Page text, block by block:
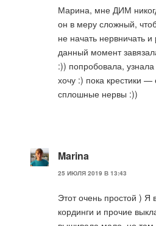
Марина, мне ДИМ
он в меру сложный,
не начать нервничать
данный момент
:)) попробовала,
хочу :) пока крестики
сплошные нервы :))
Marina
25 ИЮЛЯ 2019 В 13:43
Этот очень простой )
кординги и прочие